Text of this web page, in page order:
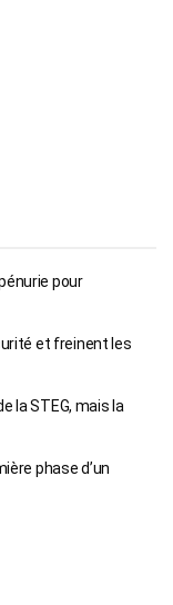
pour
et freinent les
la STEG, mais la
phase d’un